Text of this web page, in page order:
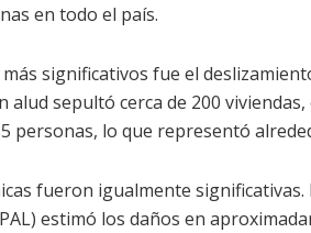
en todo el país.
significativos fue el
alud sepultó cerca de 200
personas, lo que representó
fueron igualmente significativas.
estimó los daños en